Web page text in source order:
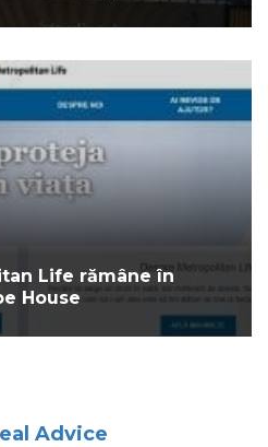
Life rămâne în
House
Advice